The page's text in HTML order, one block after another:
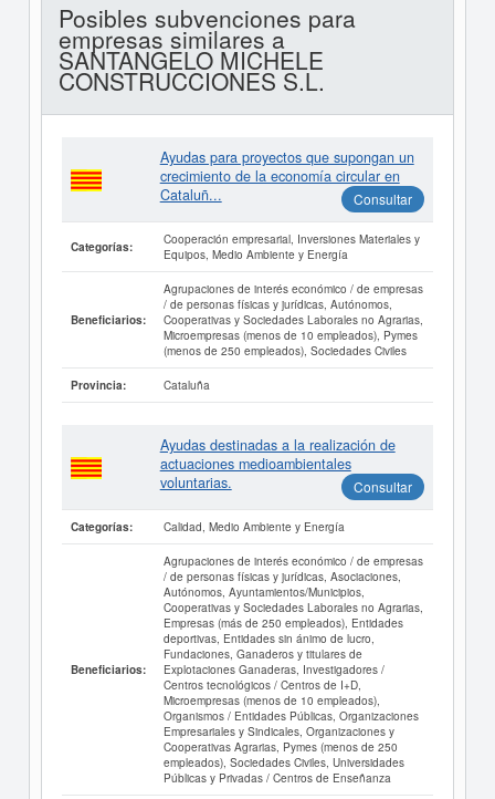
Posibles subvenciones para
empresas similares a
SANTANGELO MICHELE
CONSTRUCCIONES S.L.
Ayudas para proyectos que supongan un
crecimiento de la economía circular en
Cataluñ...
Consultar
Categorías:
Cooperación empresarial, Inversiones Materiales y
Equipos, Medio Ambiente y Energía
Beneficiarios:
Agrupaciones de interés económico / de empresas
/ de personas físicas y jurídicas, Autónomos,
Cooperativas y Sociedades Laborales no Agrarias,
Microempresas (menos de 10 empleados), Pymes
(menos de 250 empleados), Sociedades Civiles
Provincia: Cataluña
Ayudas destinadas a la realización de
actuaciones medioambientales
voluntarias.
Consultar
Categorías: Calidad, Medio Ambiente y Energía
Beneficiarios:
Agrupaciones de interés económico / de empresas
/ de personas físicas y jurídicas, Asociaciones,
Autónomos, Ayuntamientos/Municipios,
Cooperativas y Sociedades Laborales no Agrarias,
Empresas (más de 250 empleados), Entidades
deportivas, Entidades sin ánimo de lucro,
Fundaciones, Ganaderos y titulares de
Explotaciones Ganaderas, Investigadores /
Centros tecnológicos / Centros de I+D,
Microempresas (menos de 10 empleados),
Organismos / Entidades Públicas, Organizaciones
Empresariales y Sindicales, Organizaciones y
Cooperativas Agrarias, Pymes (menos de 250
empleados), Sociedades Civiles, Universidades
Públicas y Privadas / Centros de Enseñanza